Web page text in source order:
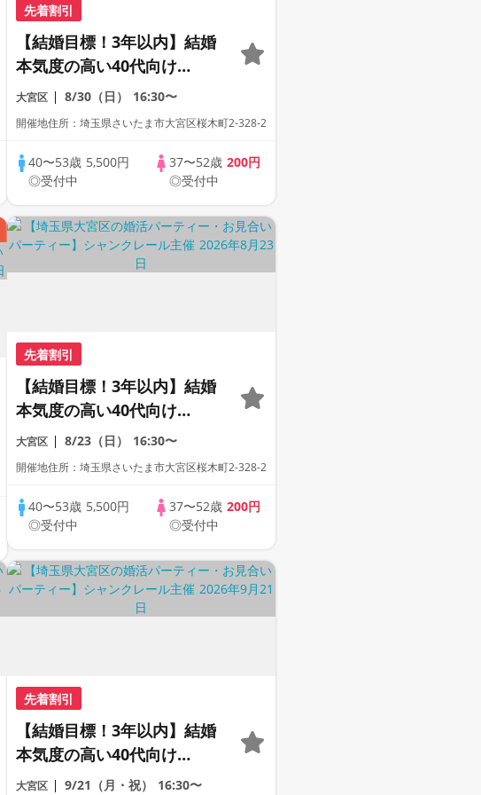
先着割引
【結婚目標！3年以内】結婚
本気度の高い40代向け
Party♪
大宮区 8/30（日） 16:30〜
開催地住所：埼玉県さいたま市大宮区桜木町2-328-2
40〜53歳 5,500円
◎受付中
37〜52歳 200円
◎受付中
先着割引
【結婚目標！3年以内】結婚
本気度の高い40代向け
Party♪
大宮区 8/23（日） 16:30〜
開催地住所：埼玉県さいたま市大宮区桜木町2-328-2
40〜53歳 5,500円
◎受付中
37〜52歳 200円
◎受付中
先着割引
【結婚目標！3年以内】結婚
本気度の高い40代向け
Party♪
大宮区 9/21（月・祝） 16:30〜